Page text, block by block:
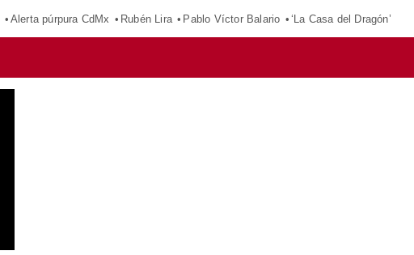
Alerta púrpura CdMx Rubén Lira Pablo Víctor Balario ‘La Casa del Dragón’